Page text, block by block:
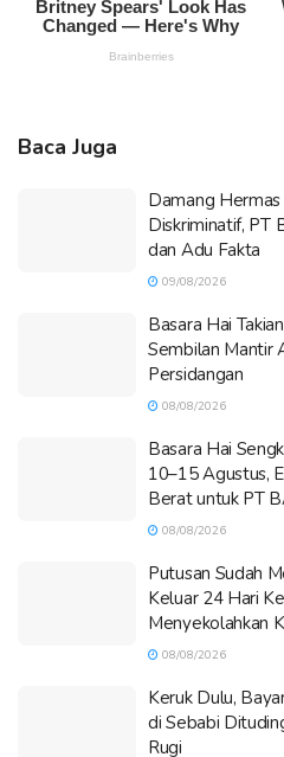
Baca Juga
Damang Hermas
Diskriminatif, PT
dan Adu Fakta
09/08/2026
Basara Hai
Sembilan Mantir
Persidangan
08/08/2026
Basara Hai
10–15 Agustus,
Berat untuk PT
08/08/2026
Putusan Sudah
Keluar 24 Hari
Menyekolahkan
08/08/2026
Keruk Dulu,
di Sebabi
Rugi